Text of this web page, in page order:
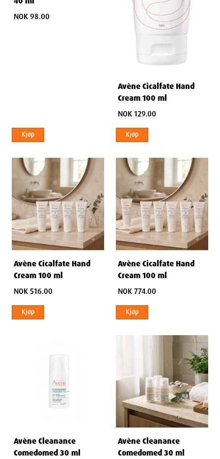
NOK 98.00
Kjøp
Avène Cicalfate Hand
Cream 100 ml
NOK 129.00
Kjøp
Avène Cicalfate Hand
Cream 100 ml
NOK 516.00
Kjøp
Avène Cicalfate Hand
Cream 100 ml
NOK 774.00
Kjøp
Avène Cleanance
Comedomed 30 ml
Avène Cleanance
Comedomed 30 ml